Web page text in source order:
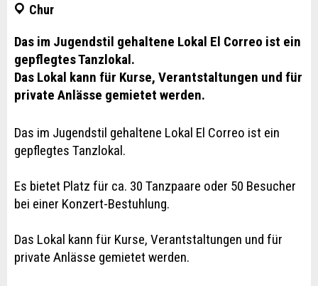
Chur
Das im Jugendstil gehaltene Lokal El Correo ist ein
gepflegtes Tanzlokal.
Das Lokal kann für Kurse, Verantstaltungen und für
private Anlässe gemietet werden.
Das im Jugendstil gehaltene Lokal El Correo ist ein
gepflegtes Tanzlokal.
Es bietet Platz für ca. 30 Tanzpaare oder 50 Besucher
bei einer Konzert-Bestuhlung.
Das Lokal kann für Kurse, Verantstaltungen und für
private Anlässe gemietet werden.